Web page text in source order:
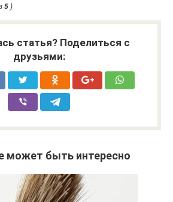
5 )
статья? Поделиться с
друзьями:
может быть интересно